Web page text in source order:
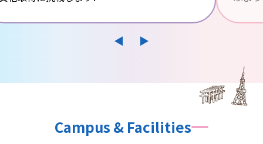
Campus & Facilities